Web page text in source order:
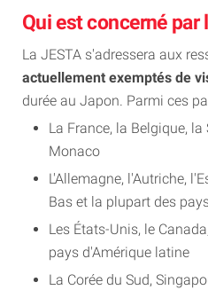
Qui est concerné par
La JESTA s'adressera aux
actuellement exemptés de
durée au Japon. Parmi ces
La France, la Belgique,
Monaco
L'Allemagne, l'Autriche,
Bas et la plupart des
Les États-Unis, le
pays d'Amérique latine
La Corée du Sud,